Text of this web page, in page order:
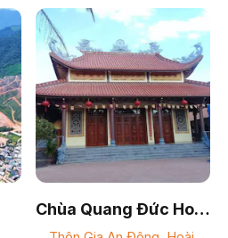
Chùa Quang Đức Hoài
Nhơn Bắc